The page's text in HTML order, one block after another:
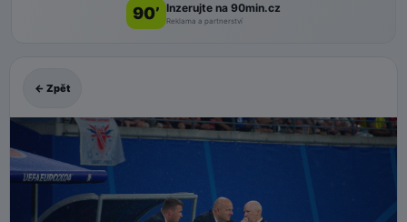
90’ Inzerujte na 90min.cz
Reklama a partnerství
← Zpět